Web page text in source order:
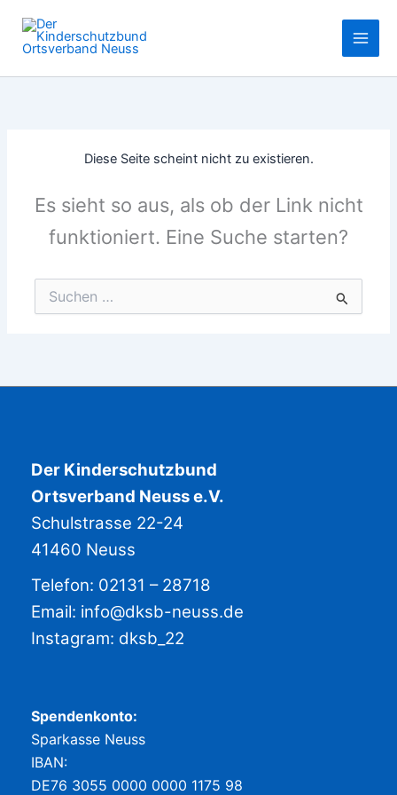
Inhalt
springen
Diese Seite scheint nicht zu existieren.
Es sieht so aus, als ob der Link nicht
funktioniert. Eine Suche starten?
Suchen
nach:
Der Kinderschutzbund
Ortsverband Neuss e.V.
Schulstrasse 22-24
41460 Neuss
Telefon: 02131 – 28718
Email: info@dksb-neuss.de
Instagram: dksb_22
Spendenkonto:
Sparkasse Neuss
IBAN:
DE76 3055 0000 0000 1175 98